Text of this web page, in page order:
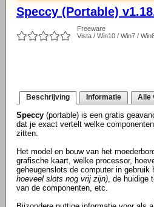
Speccy (Portable)
Freeware
Vista / Win10 / Win7 /
Beschrijving Informatie Alle
Speccy (portable) is een gratis
dat je exact vertelt welke
zitten.
Het model en bouw van het
grafische kaart, welke processor,
geheugenslots de computer in gebruik
hoeveel slots nog vrij zijn), de huidige
van de componenten, etc.